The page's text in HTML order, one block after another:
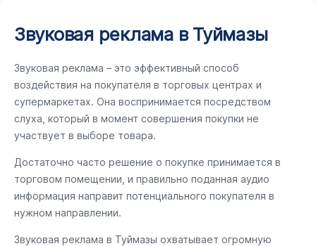
Звуковая реклама в Туймазы
Звуковая реклама – это эффективный способ
воздействия на покупателя в торговых центрах и
супермаркетах. Она воспринимается посредством
слуха, который в момент совершения покупки не
участвует в выборе товара.
Достаточно часто решение о покупке принимается в
торговом помещении, и правильно поданная аудио
информация направит потенциального покупателя в
нужном направлении.
Звуковая реклама в Туймазы охватывает огромную